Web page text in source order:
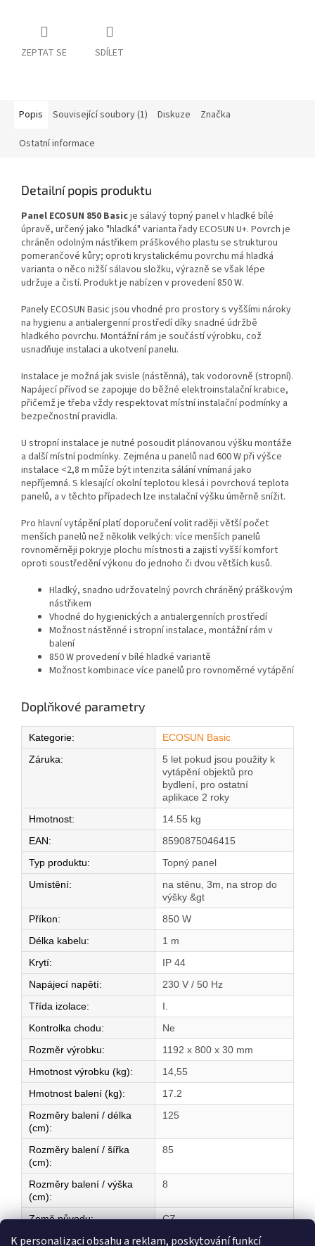
K personalizaci obsahu a reklam, poskytování funkcí
ZEPTAT SE SDÍLET
Popis Související soubory (1) Diskuze Značka
Ostatní informace
Detailní popis produktu
Panel ECOSUN 850 Basicje sálavý topný panel v hladké bílé
úpravě, určený jako "hladká" varianta řady ECOSUN U+. Povrch je
chráněn odolným nástřikem práškového plastu se strukturou
pomerančové kůry; oproti krystalickému povrchu má hladká
varianta o něco nižší sálavou složku, výrazně se však lépe
udržuje a čistí. Produkt je nabízen v provedení 850 W.
Panely ECOSUN Basic jsou vhodné pro prostory s vyššími nároky
na hygienu a antialergenní prostředí díky snadné údržbě
hladkého povrchu. Montážní rám je součástí výrobku, což
usnadňuje instalaci a ukotvení panelu.
Instalace je možná jak svisle (nástěnná), tak vodorovně (stropní).
Napájecí přívod se zapojuje do běžné elektroinstalační krabice,
přičemž je třeba vždy respektovat místní instalační podmínky a
bezpečnostní pravidla.
U stropní instalace je nutné posoudit plánovanou výšku montáže
a další místní podmínky. Zejména u panelů nad 600 W při výšce
instalace <2,8 m může být intenzita sálání vnímaná jako
nepříjemná. S klesající okolní teplotou klesá i povrchová teplota
panelů, a v těchto případech lze instalační výšku úměrně snížit.
Pro hlavní vytápění platí doporučení volit raději větší počet
menších panelů než několik velkých: více menších panelů
rovnoměrněji pokryje plochu místnosti a zajistí vyšší komfort
oproti soustředění výkonu do jednoho či dvou větších kusů.
Hladký, snadno udržovatelný povrch chráněný práškovým
nástřikem
Vhodné do hygienických a antialergenních prostředí
Možnost nástěnné i stropní instalace, montážní rám v
balení
850 W provedení v bílé hladké variantě
Možnost kombinace více panelů pro rovnoměrné vytápění
Doplňkové parametry
Kategorie:
ECOSUN Basic
Záruka:
5 let pokud jsou použity k
vytápění objektů pro
bydlení, pro ostatní
aplikace 2 roky
Hmotnost:
14.55 kg
EAN:
8590875046415
Typ produktu:
Topný panel
Umístění:
na stěnu, 3m, na strop do
výšky &gt
Příkon:
850 W
Délka kabelu:
1 m
Krytí:
IP 44
Napájecí napětí:
230 V / 50 Hz
Třída izolace:
I.
Kontrolka chodu:
Ne
Rozměr výrobku:
1192 x 800 x 30 mm
Hmotnost výrobku (kg):
14,55
Hmotnost balení (kg):
17.2
Rozměry balení / délka
(cm):
125
Rozměry balení / šířka
(cm):
85
Rozměry balení / výška
(cm):
8
Země původu: CZ